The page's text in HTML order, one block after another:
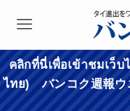
คลิกที่นี่เพื่อเข้าชมเว็
ไทย) バンコク週報ウ